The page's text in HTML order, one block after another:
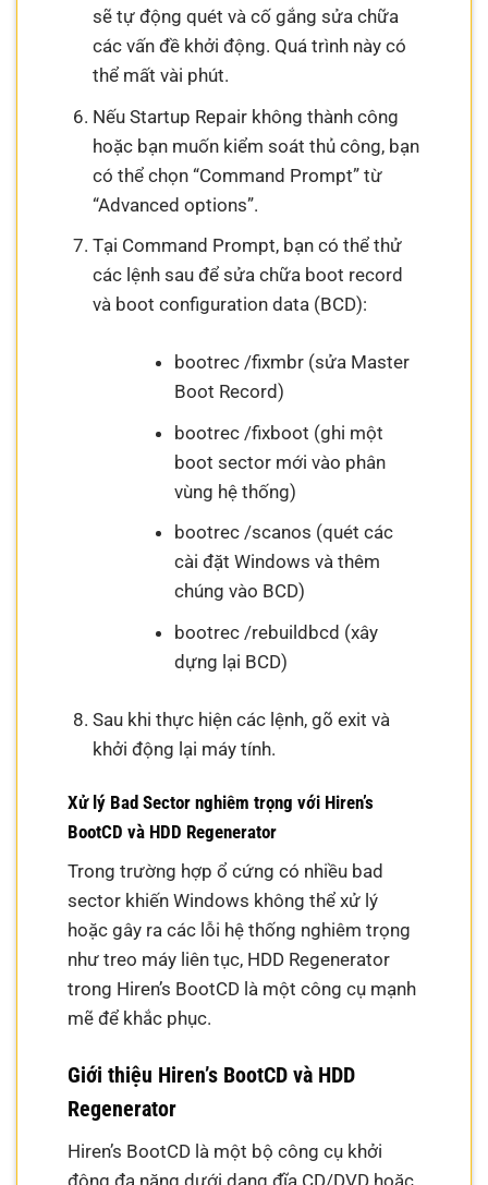
sẽ tự động quét và cố gắng sửa chữa
các vấn đề khởi động. Quá trình này có
thể mất vài phút.
Nếu Startup Repair không thành công
hoặc bạn muốn kiểm soát thủ công, bạn
có thể chọn “Command Prompt” từ
“Advanced options”.
Tại Command Prompt, bạn có thể thử
các lệnh sau để sửa chữa boot record
và boot configuration data (BCD):
bootrec /fixmbr (sửa Master
Boot Record)
bootrec /fixboot (ghi một
boot sector mới vào phân
vùng hệ thống)
bootrec /scanos (quét các
cài đặt Windows và thêm
chúng vào BCD)
bootrec /rebuildbcd (xây
dựng lại BCD)
Sau khi thực hiện các lệnh, gõ exit và
khởi động lại máy tính.
Xử lý Bad Sector nghiêm trọng với Hiren’s
BootCD và HDD Regenerator
Trong trường hợp ổ cứng có nhiều bad
sector khiến Windows không thể xử lý
hoặc gây ra các lỗi hệ thống nghiêm trọng
như treo máy liên tục, HDD Regenerator
trong Hiren’s BootCD là một công cụ mạnh
mẽ để khắc phục.
Giới thiệu Hiren’s BootCD và HDD
Regenerator
Hiren’s BootCD là một bộ công cụ khởi
động đa năng dưới dạng đĩa CD/DVD hoặc